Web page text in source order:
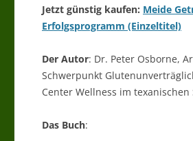
Jetzt günstig kaufen: Meide
Erfolgsprogramm (Einzeltitel)
Der Autor: Dr. Peter Osborne,
Schwerpunkt
Center Wellness im texanischen
Das Buch: